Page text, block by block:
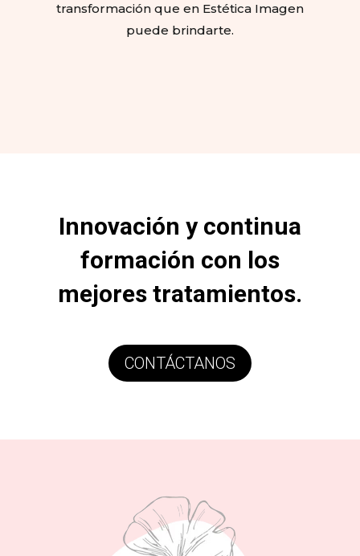
transformación que en Estética Imagen
puede brindarte.
Innovación y continua
formación con los
mejores tratamientos.
CONTÁCTANOS